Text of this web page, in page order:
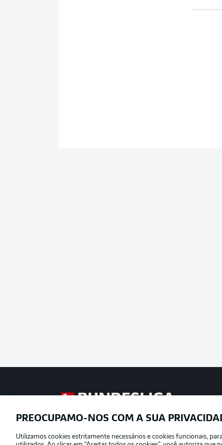
Football as it’s meant to be
Oferecido por
PREOCUPAMO-NOS COM A SUA
Utilizamos cookies estritamente necessários e cookies funcionais,